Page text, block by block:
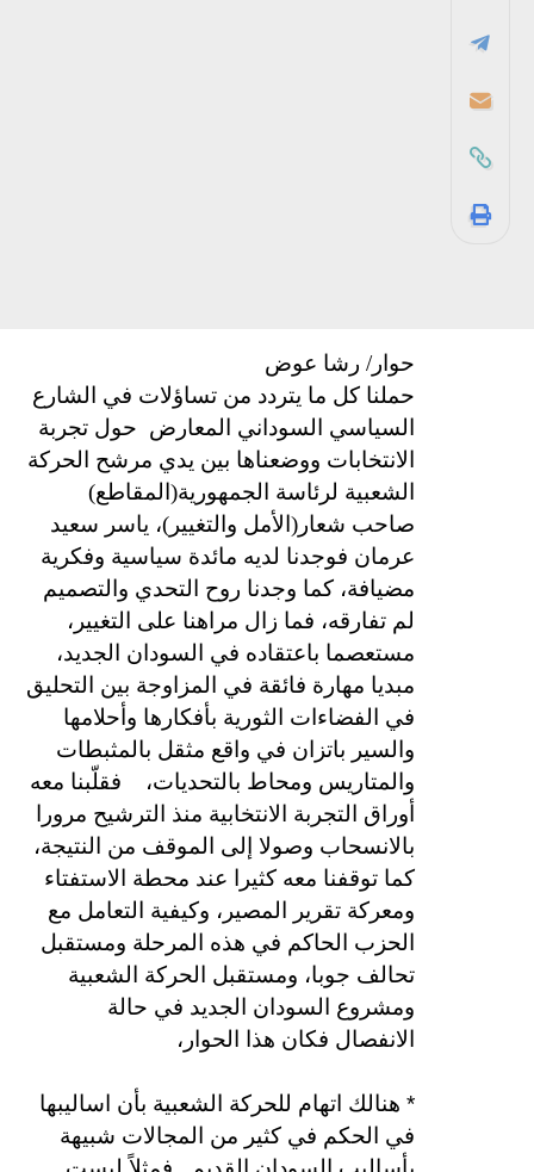
حوار/ رشا عوض
حملنا كل ما يتردد من تساؤلات في الشارع
السياسي السوداني المعارض حول تجربة
الانتخابات ووضعناها بين يدي مرشح الحركة
الشعبية لرئاسة الجمهورية(المقاطع)
صاحب شعار(الأمل والتغيير)، ياسر سعيد
عرمان فوجدنا لديه مائدة سياسية وفكرية
مضيافة، كما وجدنا روح التحدي والتصميم
لم تفارقه، فما زال مراهنا على التغيير،
مستعصما باعتقاده في السودان الجديد،
مبديا مهارة فائقة في المزاوجة بين التحليق
في الفضاءات الثورية بأفكارها وأحلامها
والسير باتزان في واقع مثقل بالمثبطات
والمتاريس ومحاط بالتحديات،
فقلّبنا معه
أوراق التجربة الانتخابية منذ الترشيح مرورا
بالانسحاب وصولا إلى الموقف من النتيجة،
كما توقفنا معه كثيرا عند محطة الاستفتاء
ومعركة تقرير المصير، وكيفية التعامل مع
الحزب الحاكم في هذه المرحلة ومستقبل
تحالف جوبا، ومستقبل الحركة الشعبية
ومشروع السودان الجديد في حالة
الانفصال فكان هذا الحوار،
* هنالك اتهام للحركة الشعبية بأن اساليبها
في الحكم في كثير من المجالات شبيهة